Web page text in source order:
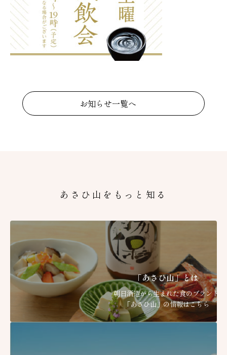
お知らせ一覧へ
あさひ山をもっと知る
「あさひ山」とは
朝日酒造から生まれた食のブランド
「あさひ山」の情報はこちら